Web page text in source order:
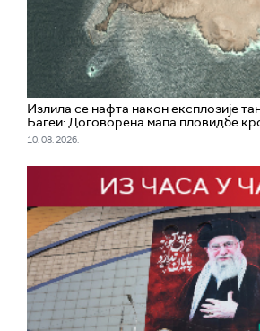
Излила се нафта након експлозије
Багеи: Договорена мапа пловидбе
10. 08. 2026.